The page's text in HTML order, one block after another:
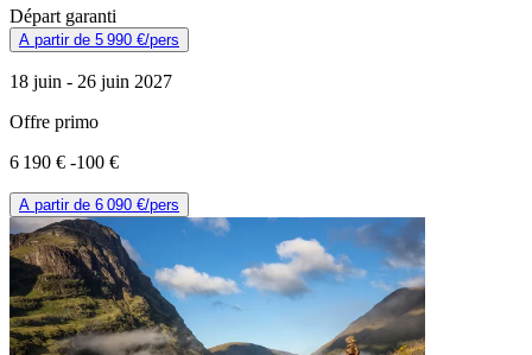
Départ garanti
A partir de 5 990 €/pers
18 juin - 26 juin 2027
Offre primo
6 190 € -100 €
A partir de 6 090 €/pers